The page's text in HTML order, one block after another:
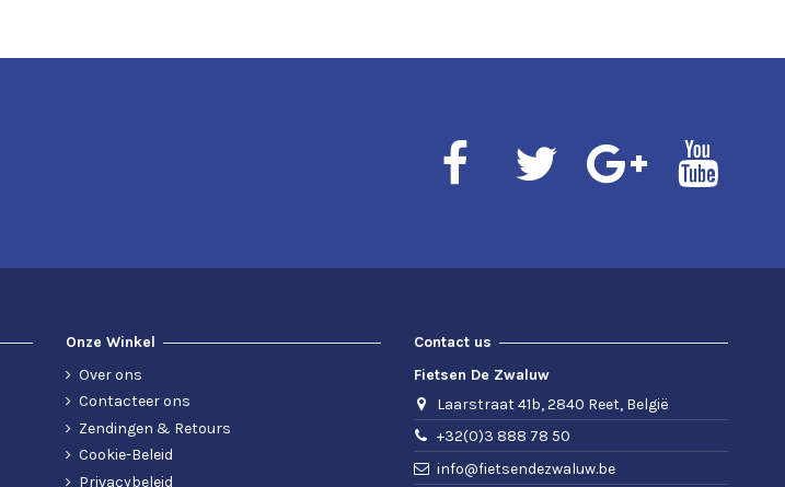
Onze Winkel
Over ons
Contacteer ons
Zendingen & Retours
Cookie-Beleid
Privacybeleid
Contact us
Fietsen De Zwaluw
Laarstraat 41b, 2840 Reet, België
+32(0)3 888 78 50
info@fietsendezwaluw.be